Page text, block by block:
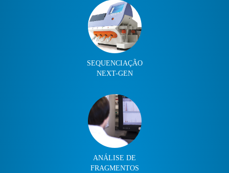
SEQUENCIAÇÃO
NEXT-GEN
ANÁLISE DE
FRAGMENTOS